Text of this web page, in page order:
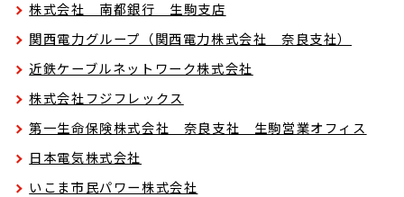
株式会社 南都銀行 生駒支店
関西電力グループ（関西電力株式会社 奈良支社）
近鉄ケーブルネットワーク株式会社
株式会社フジフレックス
第一生命保険株式会社 奈良支社 生駒営業オフィス
日本電気株式会社
いこま市民パワー株式会社